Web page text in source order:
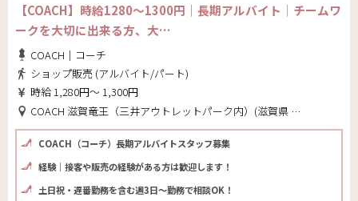
【COACH】時給1280～1300円｜長期アルバイト│チームワ
ークを大切に出来る方、大…
COACH｜コーチ
ショップ販売 (アルバイト/パート)
時給 1,280円～ 1,300円
COACH 滋賀竜王（三井アウトレットパーク内）(滋賀県 蒲生郡竜王町)
COACH（コーチ）長期アルバイトスタッフ募集
経験│接客や販売の経験がある方は歓迎します！
土日祝・遅番勤務を含む週3日～勤務で相談OK！